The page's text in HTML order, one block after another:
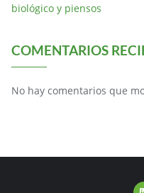
biológico y piensos
COMENTARIOS
No hay comentarios que